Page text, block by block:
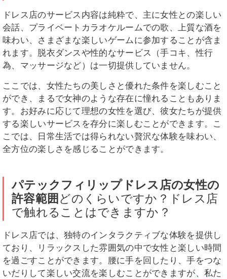
ドレス店のサービス内容は純粋で、主に女性との楽しい
会話、プライベートカラオケルームでの歌、上質な酒を
味わい、さまざまな楽しいゲームに参加することが含ま
れます。脱衣ダンスや性的なサービス（手コキ、性行
為、マッサージなど）は一切提供していません。
ここでは、女性たちの美しさと優れた条件を楽しむこと
ができ、まるで女神のような存在に憧れることもありま
す。お好みに応じて理想の女性を選び、彼女たちが提供
する楽しいサービスを存分に楽しむことができます。こ
こでは、日常生活では得られない贅沢な体験を味わい、
全方位の楽しさを感じることができます。
パテックフィリップドレス 店の女性の
許容範囲 どのくらいですか？ドレス店
で触れることはできますか？
ドレス店では、独特のインタラクティブな体験を提供し
ており、リラックスした雰囲気の中で女性と楽しい時間
を過ごすことができます。腰に手を回したり、手をつな
いだりして楽しい交流を楽しむことができますが、私た